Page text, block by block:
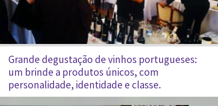
Grande degustação de vinhos portugueses:
um brinde a produtos únicos, com
personalidade, identidade e classe.